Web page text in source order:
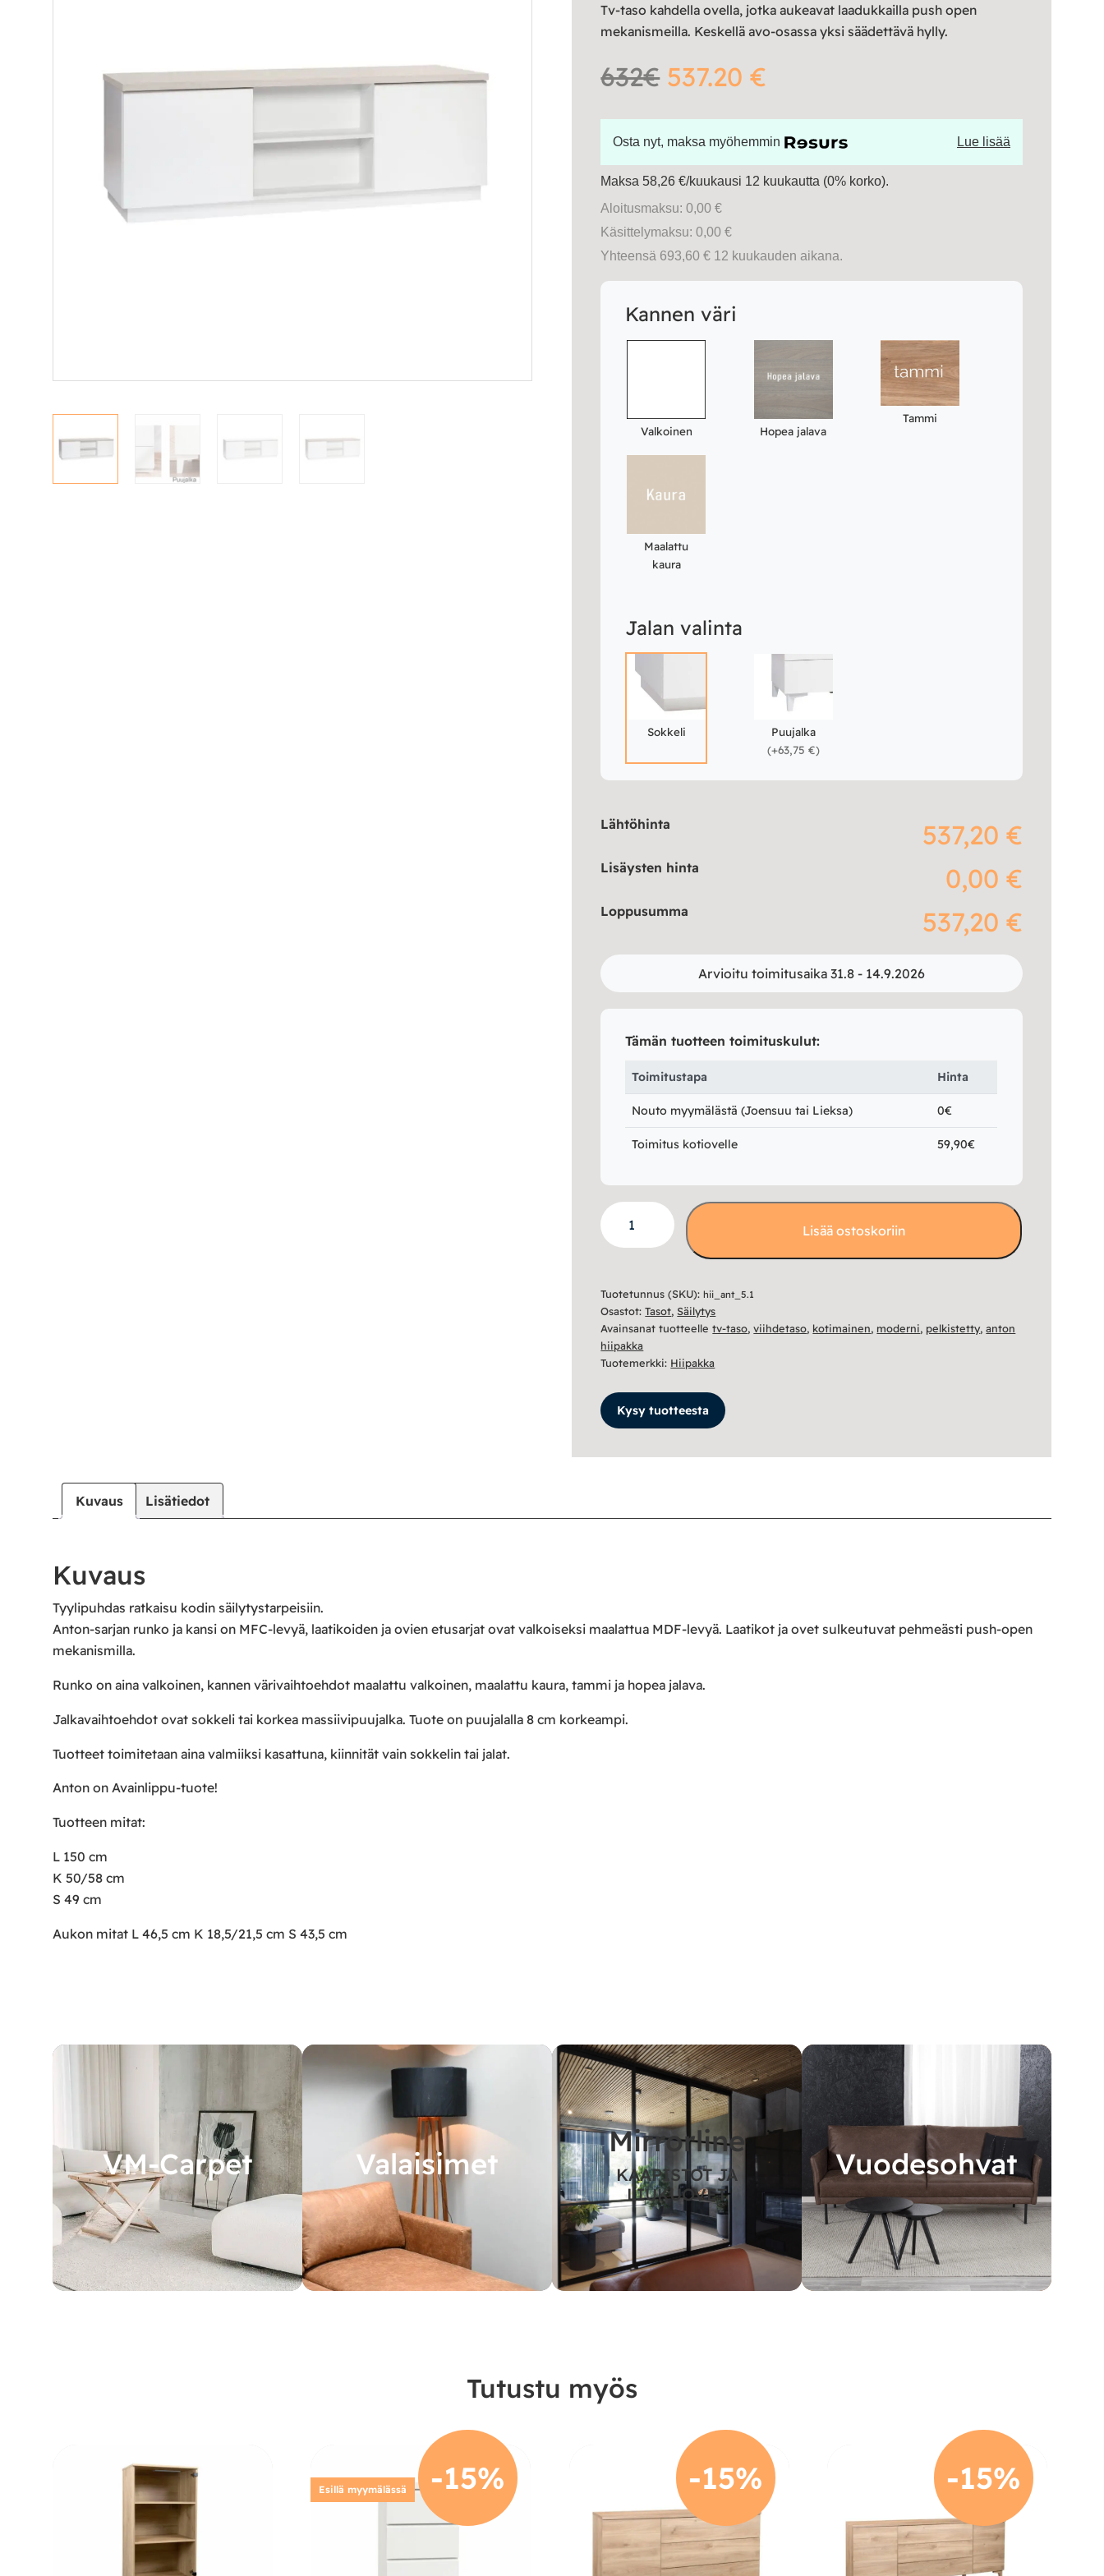
Matot
Ulkokalusteet
Tv-taso kahdella ovella, jotka aukeavat laadukkailla push open
mekanismeilla. Keskellä avo-osassa yksi säädettävä hylly.
632€537.20 €
Osta nyt, maksa myöhemmin Lue lisää
Maksa 58,26 €/kuukausi 12 kuukautta (0% korko).
Aloitusmaksu: 0,00 €
Käsittelymaksu: 0,00 €
Yhteensä 693,60 € 12 kuukauden aikana.
Kannen väri
Valkoinen Hopea jalava
Tammi
Maalattu
kaura
Jalan valinta
Sokkeli
Puujalka
(+63,75 €)
Lähtöhinta 537,20 €
Lisäysten hinta 0,00 €
Loppusumma 537,20 €
Arvioitu toimitusaika 31.8 - 14.9.2026
Tämän tuotteen toimituskulut:
Toimitustapa Hinta
Nouto myymälästä (Joensuu tai Lieksa) 0€
Toimitus kotiovelle 59,90€
Anton
tv-
määrä
Lisää ostoskoriin
Tuotetunnus (SKU):hii_ant_5.1
Osastot:Tasot,Säilytys
Avainsanat tuotteelletv-taso,viihdetaso, kotimainen, moderni, pelkistetty,anton
hiipakka
Tuotemerkki: Hiipakka
Kysy tuotteesta
Kuvaus Lisätiedot
Kuvaus
Tyylipuhdas ratkaisu kodin säilytystarpeisiin.
Anton-sarjan runko ja kansi on MFC-levyä, laatikoiden ja ovien etusarjat ovat valkoiseksi maalattua MDF-levyä. Laatikot ja ovet sulkeutuvat pehmeästi push-open
mekanismilla.
Runko on aina valkoinen, kannen värivaihtoehdot maalattu valkoinen, maalattu kaura, tammi ja hopea jalava.
Jalkavaihtoehdot ovat sokkeli tai korkea massiivipuujalka. Tuote on puujalalla 8 cm korkeampi.
Tuotteet toimitetaan aina valmiiksi kasattuna, kiinnität vain sokkelin tai jalat.
Anton on Avainlippu-tuote!
Tuotteen mitat:
L 150 cm
K 50/58 cm
S 49 cm
Aukon mitat L 46,5 cm K 18,5/21,5 cm S 43,5 cm
VM-Carpet Valaisimet
Mirrorline
KAAPISTOT JA
LIUKUOVET
Vuodesohvat
Tutustu myös
-15%
Esillä myymälässä -15% -15%